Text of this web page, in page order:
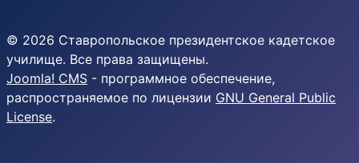
© 2026 Ставропольское президентское кадетское
училище. Все права защищены.
Joomla! CMS - программное обеспечение,
распространяемое по лицензии GNU General Public
License.